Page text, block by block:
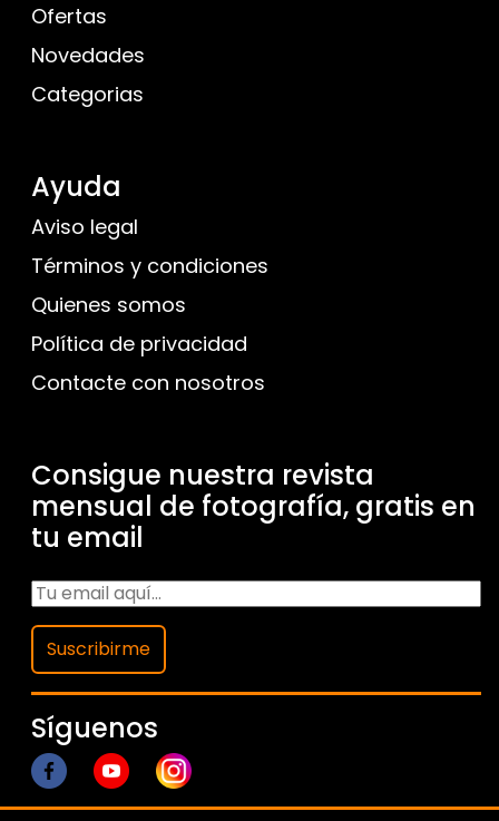
Ofertas
Novedades
Categorias
Ayuda
Aviso legal
Términos y condiciones
Quienes somos
Política de privacidad
Contacte con nosotros
Consigue nuestra revista
mensual de fotografía, gratis en
tu email
Suscribirme
Síguenos